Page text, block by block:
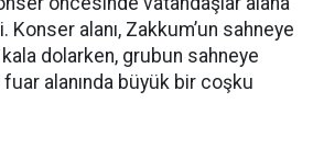
alanı, Zakkum’un sahneye
dolarken, grubun sahneye
fuar alanında büyük bir coşku